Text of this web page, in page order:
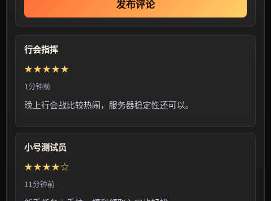
发布评论
行会指挥
★★★★★
1分钟前
晚上行会战比较热闹，服务器稳定性还可以。
小号测试员
★★★★☆
11分钟前